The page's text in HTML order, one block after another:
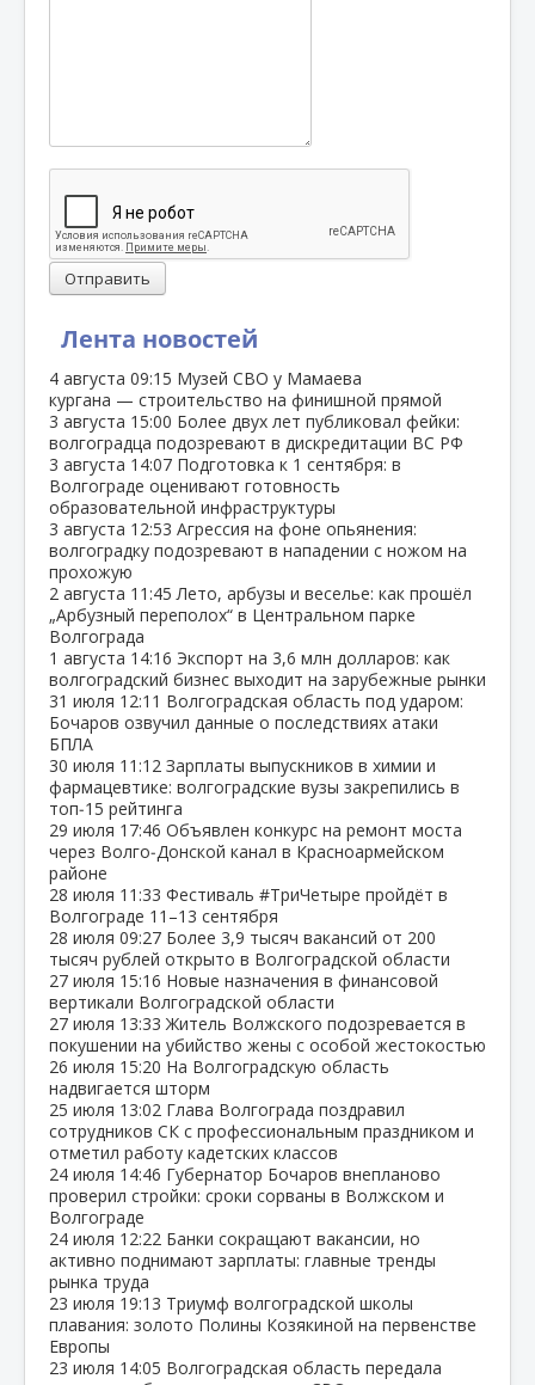
Лента новостей
4 августа 09:15 Музей СВО у Мамаева
кургана — строительство на финишной прямой
3 августа 15:00 Более двух лет публиковал фейки:
волгоградца подозревают в дискредитации ВС РФ
3 августа 14:07 Подготовка к 1 сентября: в
Волгограде оценивают готовность
образовательной инфраструктуры
3 августа 12:53 Агрессия на фоне опьянения:
волгоградку подозревают в нападении с ножом на
прохожую
2 августа 11:45 Лето, арбузы и веселье: как прошёл
„Арбузный переполох“ в Центральном парке
Волгограда
1 августа 14:16 Экспорт на 3,6 млн долларов: как
волгоградский бизнес выходит на зарубежные рынки
31 июля 12:11 Волгоградская область под ударом:
Бочаров озвучил данные о последствиях атаки
БПЛА
30 июля 11:12 Зарплаты выпускников в химии и
фармацевтике: волгоградские вузы закрепились в
топ‑15 рейтинга
29 июля 17:46 Объявлен конкурс на ремонт моста
через Волго‑Донской канал в Красноармейском
районе
28 июля 11:33 Фестиваль #ТриЧетыре пройдёт в
Волгограде 11–13 сентября
28 июля 09:27 Более 3,9 тысяч вакансий от 200
тысяч рублей открыто в Волгоградской области
27 июля 15:16 Новые назначения в финансовой
вертикали Волгоградской области
27 июля 13:33 Житель Волжского подозревается в
покушении на убийство жены с особой жестокостью
26 июля 15:20 На Волгоградскую область
надвигается шторм
25 июля 13:02 Глава Волгограда поздравил
сотрудников СК с профессиональным праздником и
отметил работу кадетских классов
24 июля 14:46 Губернатор Бочаров внепланово
проверил стройки: сроки сорваны в Волжском и
Волгограде
24 июля 12:22 Банки сокращают вакансии, но
активно поднимают зарплаты: главные тренды
рынка труда
23 июля 19:13 Триумф волгоградской школы
плавания: золото Полины Козякиной на первенстве
Европы
23 июля 14:05 Волгоградская область передала
Отправить